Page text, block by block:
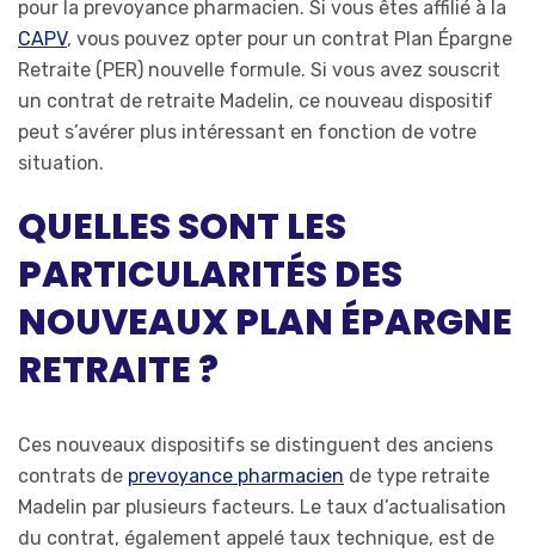
pour la prevoyance pharmacien. Si vous êtes affilié à la
CAPV, vous pouvez opter pour un contrat Plan Épargne
Retraite (PER) nouvelle formule. Si vous avez souscrit
un contrat de retraite Madelin, ce nouveau dispositif
peut s’avérer plus intéressant en fonction de votre
situation.
QUELLES SONT LES
PARTICULARITÉS DES
NOUVEAUX PLAN ÉPARGNE
RETRAITE ?
Ces nouveaux dispositifs se distinguent des anciens
contrats de prevoyance pharmacien de type retraite
Madelin par plusieurs facteurs. Le taux d’actualisation
du contrat, également appelé taux technique, est de